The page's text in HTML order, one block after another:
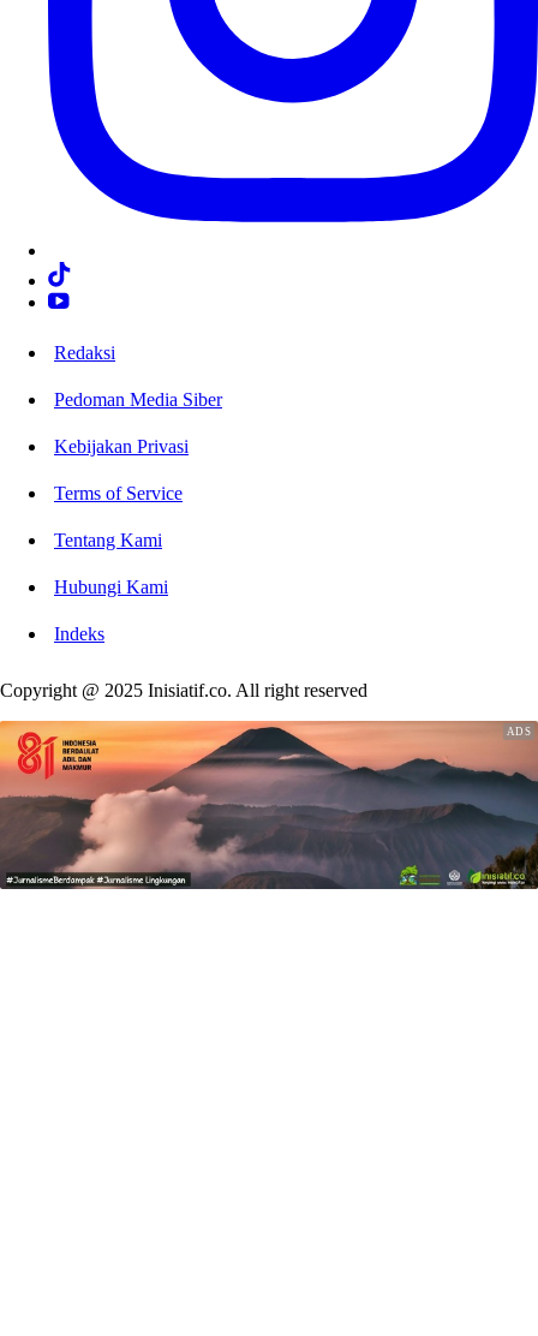
Redaksi
Pedoman Media Siber
Kebijakan Privasi
Terms of Service
Tentang Kami
Hubungi Kami
Indeks
Copyright @ 2025 Inisiatif.co. All right reserved